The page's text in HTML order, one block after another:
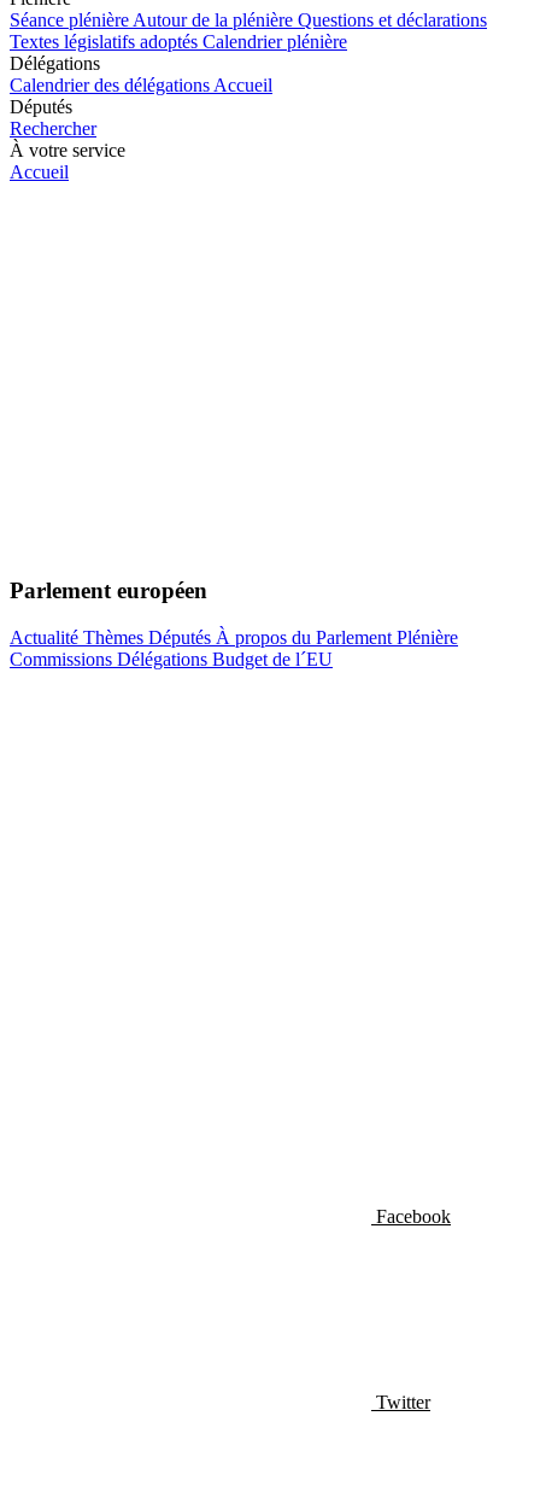
Séance plénière Autour de la plénière Questions et déclarations
Textes législatifs adoptés Calendrier plénière
Délégations
Calendrier des délégations Accueil
Députés
Rechercher
À votre service
Accueil
Parlement européen
Actualité Thèmes Députés À propos du Parlement Plénière
Commissions Délégations Budget de l´EU
Facebook
Twitter